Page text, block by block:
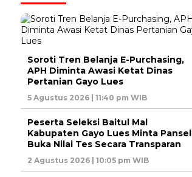
Soroti Tren Belanja E-Purchasing,
APH Diminta Awasi Ketat Dinas
Pertanian Gayo Lues
5 Agustus 2026 | 11:40 pm WIB
Peserta Seleksi Baitul Mal
Kabupaten Gayo Lues Minta Pansel
Buka Nilai Tes Secara Transparan
2 Agustus 2026 | 10:05 pm WIB